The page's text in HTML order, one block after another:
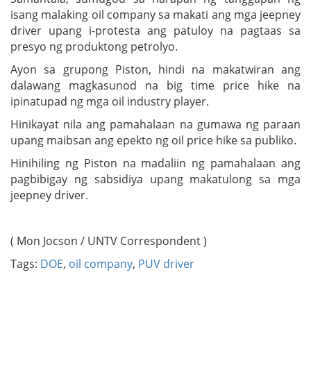
isang malaking oil company sa makati ang mga jeepney
driver upang i-protesta ang patuloy na pagtaas sa
presyo ng produktong petrolyo.
Ayon sa grupong Piston, hindi na makatwiran ang
dalawang magkasunod na big time price hike na
ipinatupad ng mga oil industry player.
Hinikayat nila ang pamahalaan na gumawa ng paraan
upang maibsan ang epekto ng oil price hike sa publiko.
Hinihiling ng Piston na madaliin ng pamahalaan ang
pagbibigay ng sabsidiya upang makatulong sa mga
jeepney driver.
( Mon Jocson / UNTV Correspondent )
Tags: DOE, oil company, PUV driver